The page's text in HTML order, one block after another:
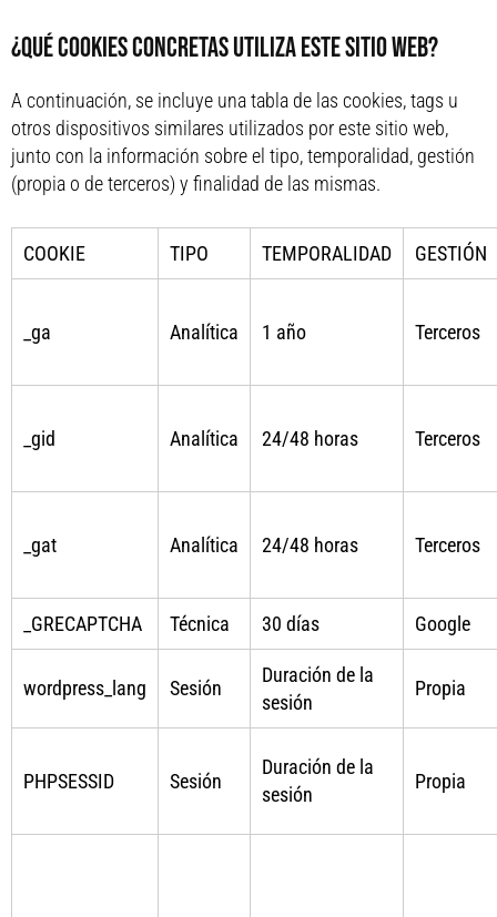
¿QUÉ COOKIES CONCRETAS UTILIZA ESTE SITIO WEB?
A continuación, se incluye una tabla de las cookies, tags u
otros dispositivos similares utilizados por este sitio web,
junto con la información sobre el tipo, temporalidad, gestión
(propia o de terceros) y finalidad de las mismas.
COOKIE TIPO TEMPORALIDAD GESTIÓN
_ga Analítica 1 año Terceros
_gid Analítica 24/48 horas Terceros
_gat Analítica 24/48 horas Terceros
_GRECAPTCHA Técnica 30 días Google
wordpress_lang Sesión
Duración de la
sesión
Propia
PHPSESSID Sesión
Duración de la
sesión
Propia